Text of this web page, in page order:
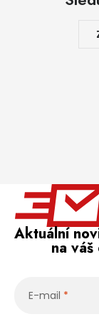
Aktuální
na váš
E-mail